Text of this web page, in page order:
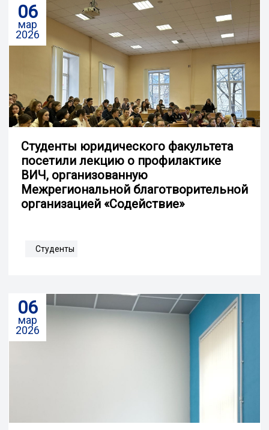
06
мар
2026
Студенты юридического факультета
посетили лекцию о профилактике
ВИЧ, организованную
Межрегиональной благотворительной
организацией «Содействие»
Студенты
06
мар
2026